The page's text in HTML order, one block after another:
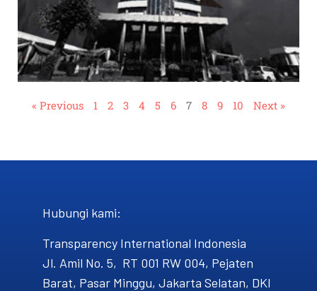
« Previous 1 2 3 4 5 6 7 8 9 10 Next »
Hubungi kami​:
Transparency International Indonesia
Jl. Amil No. 5, RT 001 RW 004, Pejaten
Barat, Pasar Minggu, Jakarta Selatan, DKI